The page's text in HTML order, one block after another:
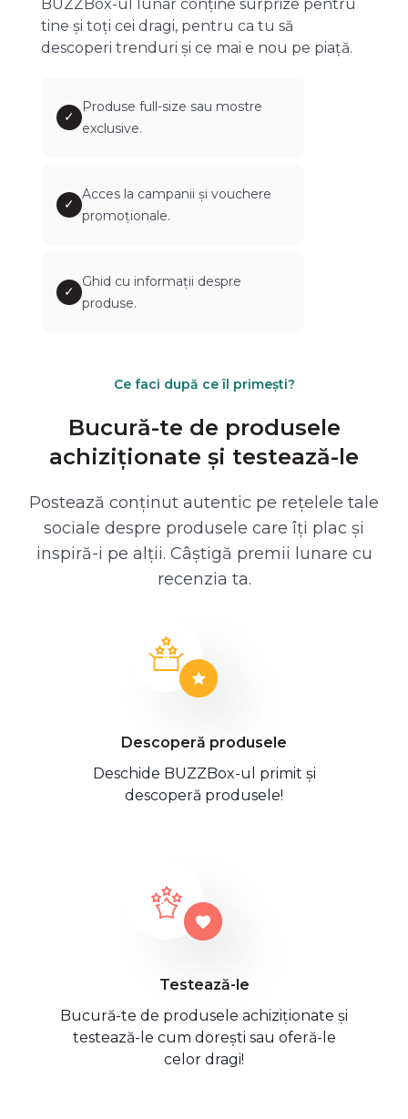
BUZZBox-ul lunar conține surprize pentru
tine și toți cei dragi, pentru ca tu să
descoperi trenduri și ce mai e nou pe piață.
✓
Produse full-size sau mostre
exclusive.
✓
Acces la campanii și vouchere
promoționale.
✓
Ghid cu informații despre
produse.
Ce faci după ce îl primești?
Bucură-te de produsele
achiziționate și testează-le
Postează conținut autentic pe rețelele tale
sociale despre produsele care îți plac și
inspiră-i pe alții. Câștigă premii lunare cu
recenzia ta.
Descoperă produsele
Deschide BUZZBox-ul primit și
descoperă produsele!
Testează-le
Bucură-te de produsele achiziționate și
testează-le cum dorești sau oferă-le
celor dragi!